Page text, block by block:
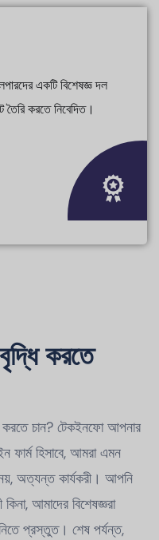
একটি বিশেষজ্ঞ দল
তৈরি করতে নিবেদিত।
করতে
চান? টেকইনফো আপনার
ফার্ম হিসাবে, আমরা এমন
নয়, অত্যন্ত কার্যকরী। আপনি
আমাদের বিশেষজ্ঞরা
প্রস্তুত। শেষ পর্যন্ত,